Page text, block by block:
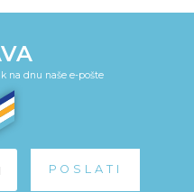
na dnu naše e-pošte